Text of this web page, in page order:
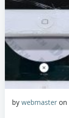
by webmaster on